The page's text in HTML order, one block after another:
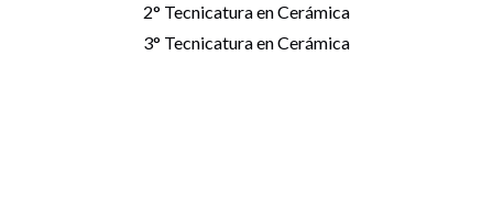
2° Tecnicatura en Cerámica
3° Tecnicatura en Cerámica